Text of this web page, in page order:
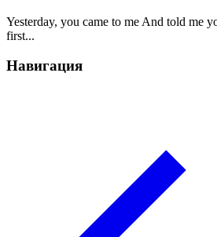
Yesterday, you came to me And told me
first...
Навигация